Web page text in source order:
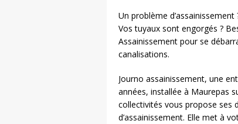
Un problème
Vos tuyaux sont engorgés ?
Assainissement pour se
canalisations.
Journo assainissement, une
années, installée à Maurepas
collectivités vous propose ses
d’assainissement. Elle met à